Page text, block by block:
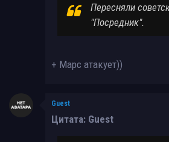
Пересняли
"Посредник".
+ Марс атакует))
Guest
Цитата: Guest